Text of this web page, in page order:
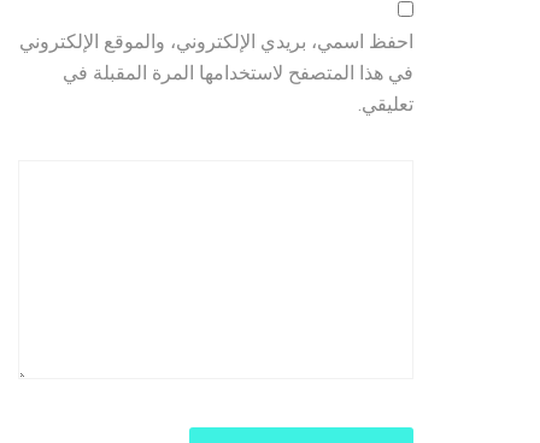
احفظ اسمي، بريدي الإلكتروني، والموقع الإلكتروني
في هذا المتصفح لاستخدامها المرة المقبلة في
تعليقي.